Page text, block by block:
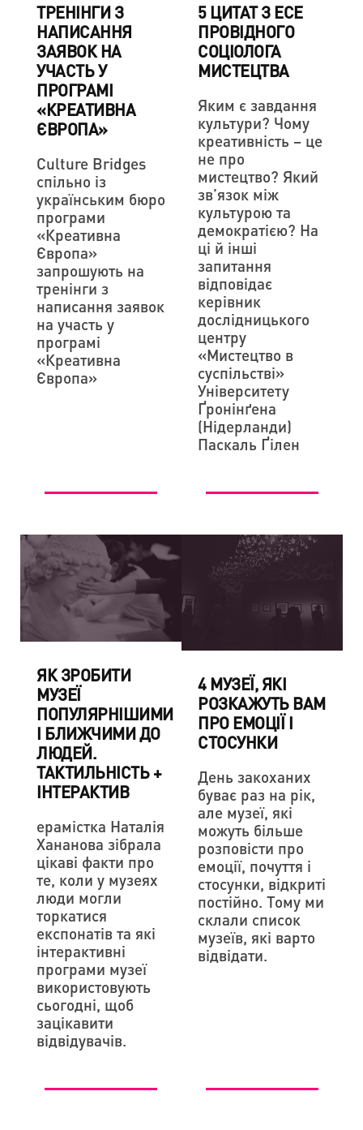
TРЕНІНГИ З
НАПИСАННЯ
ЗАЯВОК НА
УЧАСТЬ У
ПРОГРАМІ
«КРЕАТИВНА
ЄВРОПА»
Culture Bridges
спільно із
українським бюро
програми
«Креативна
Європа»
запрошують на
тренінги з
написання заявок
на участь у
програмі
«Креативна
Європа»
5 ЦИТАТ З ЕСЕ
ПРОВІДНОГО
СОЦІОЛОГА
МИСТЕЦТВА
Яким є завдання
культури? Чому
креативність – це
не про
мистецтво? Який
зв’язок між
культурою та
демократією? На
ці й інші
запитання
відповідає
керівник
дослідницького
центру
«Мистецтво в
суспільстві»
Університету
Ґронінґена
(Нідерланди)
Паскаль Ґілен
ЯК ЗРОБИТИ
МУЗЕЇ
ПОПУЛЯРНІШИМИ
І БЛИЖЧИМИ ДО
ЛЮДЕЙ.
ТАКТИЛЬНІСТЬ +
ІНТЕРАКТИВ
ерамістка Наталія
Хананова зібрала
цікаві факти про
те, коли у музеях
люди могли
торкатися
експонатів та які
інтерактивні
програми музеї
використовують
сьогодні, щоб
зацікавити
відвідувачів.
4 МУЗЕЇ, ЯКІ
РОЗКАЖУТЬ ВАМ
ПРО ЕМОЦІЇ І
СТОСУНКИ
День закоханих
буває раз на рік,
але музеї, які
можуть більше
розповісти про
емоції, почуття і
стосунки, відкриті
постійно. Тому ми
склали список
музеїв, які варто
відвідати.